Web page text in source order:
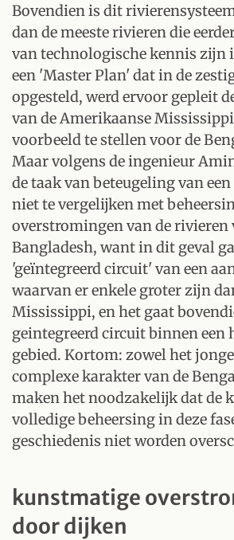
Bovendien is dit
dan de meeste rivieren die
van technologische kennis zijn
een 'Master Plan' dat in de
opgesteld, werd ervoor gepleit
van de Amerikaanse
voorbeeld te stellen voor de
Maar volgens de ingenieur
de taak van beteugeling van
niet te vergelijken met
overstromingen van de rivieren
Bangladesh, want in dit geval
'geïntegreerd circuit' van een
waarvan er enkele groter zijn
Mississippi, en het gaat
geintegreerd circuit binnen een
gebied. Kortom: zowel het
complexe karakter van de
maken het noodzakelijk dat de
volledige beheersing in deze
geschiedenis niet worden
kunstmatige
door dijken